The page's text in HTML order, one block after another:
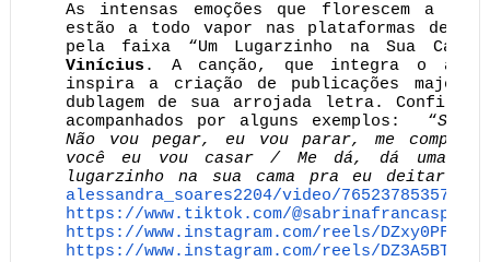
As intensas emoções que florescem a
estão a todo vapor nas plataformas de
pela faixa “Um Lugarzinho na Sua
Vinícius . A canção, que integra o
inspira a criação de publicações
dublagem de sua arrojada letra. Confira
acompanhados por alguns exemplos: “Se
Não vou pegar, eu vou parar, me
você eu vou casar / Me dá, dá uma
lugarzinho na sua cama pra eu deitar
alessandra_soares2204/video/
https://www.tiktok.com/@sabrinafrancasp/
https://www.instagram.com/reels/
https://www.instagram.com/reels/